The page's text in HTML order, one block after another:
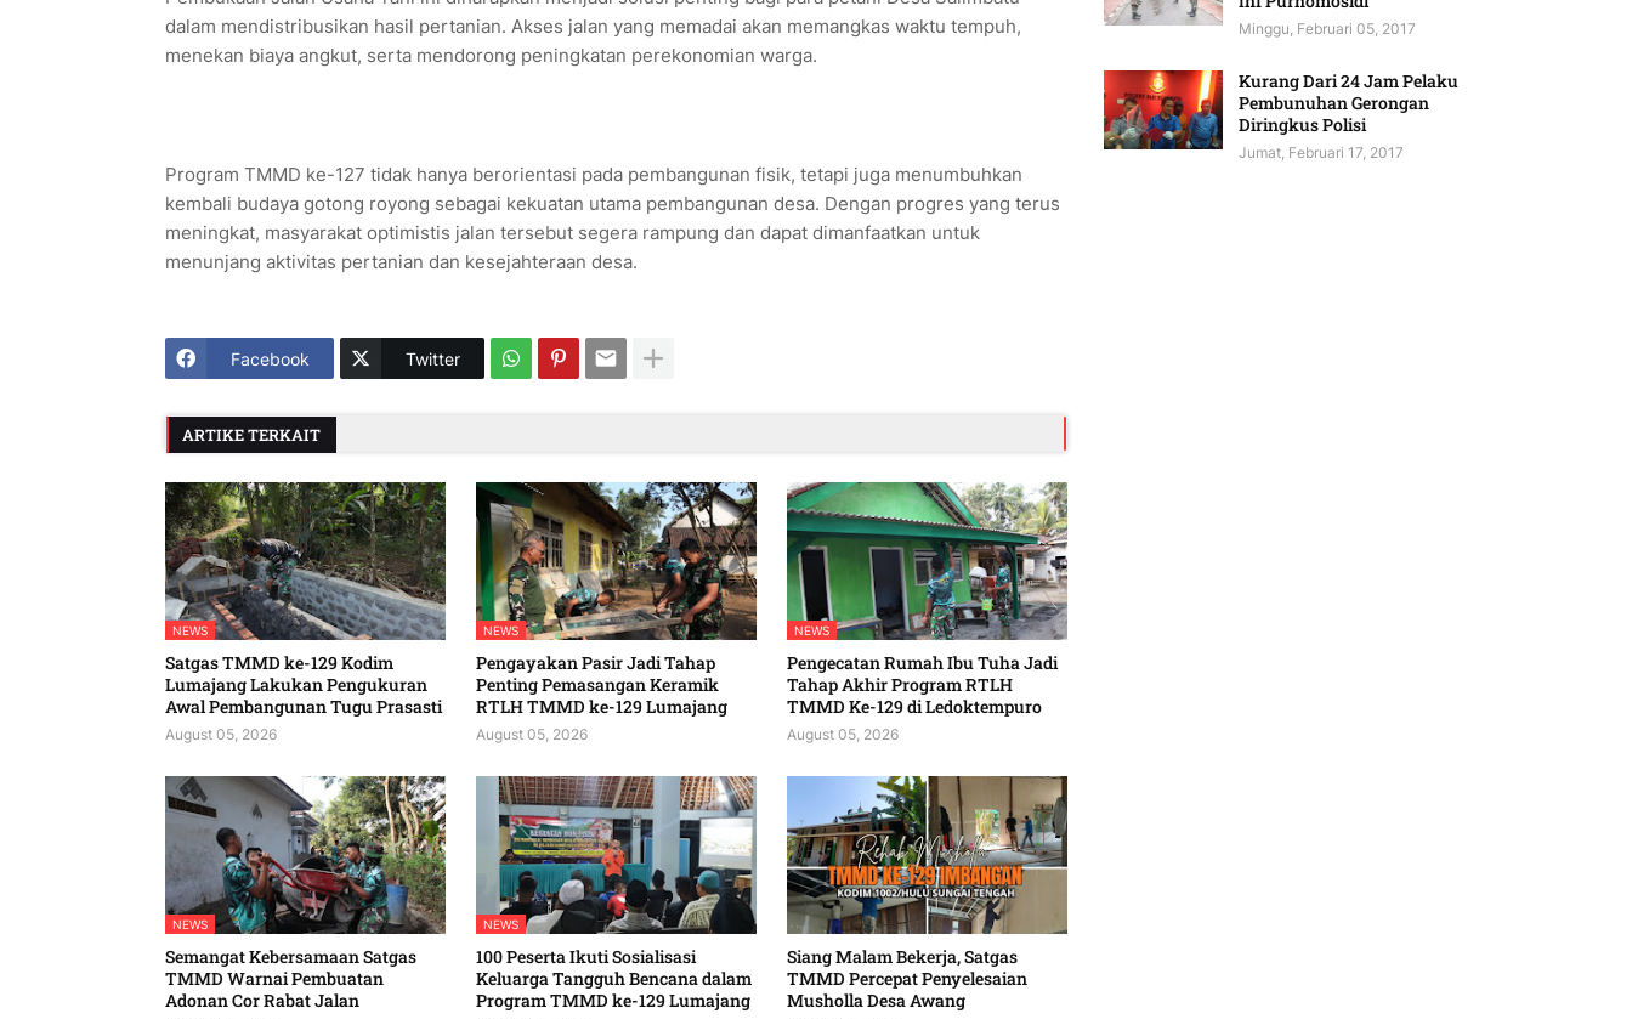
dalam mendistribusikan hasil pertanian. Akses jalan yang memadai akan memangkas waktu tempuh,
menekan biaya angkut, serta mendorong peningkatan perekonomian warga.
Program TMMD ke-127 tidak hanya berorientasi pada pembangunan fisik, tetapi juga menumbuhkan
kembali budaya gotong royong sebagai kekuatan utama pembangunan desa. Dengan progres yang terus
meningkat, masyarakat optimistis jalan tersebut segera rampung dan dapat dimanfaatkan untuk
menunjang aktivitas pertanian dan kesejahteraan desa.
Facebook Twitter
ARTIKE TERKAIT
NEWS
Satgas TMMD ke-129 Kodim
Lumajang Lakukan Pengukuran
Awal Pembangunan Tugu Prasasti
August 05, 2026
NEWS
Pengayakan Pasir Jadi Tahap
Penting Pemasangan Keramik
RTLH TMMD ke-129 Lumajang
August 05, 2026
NEWS
Pengecatan Rumah Ibu Tuha Jadi
Tahap Akhir Program RTLH
TMMD Ke-129 di Ledoktempuro
August 05, 2026
NEWS
Semangat Kebersamaan Satgas
TMMD Warnai Pembuatan
Adonan Cor Rabat Jalan
NEWS
100 Peserta Ikuti Sosialisasi
Keluarga Tangguh Bencana dalam
Program TMMD ke-129 Lumajang
Siang Malam Bekerja, Satgas
TMMD Percepat Penyelesaian
Musholla Desa Awang
Minggu, Februari 05, 2017
Kurang Dari 24 Jam Pelaku
Pembunuhan Gerongan
Diringkus Polisi
Jumat, Februari 17, 2017